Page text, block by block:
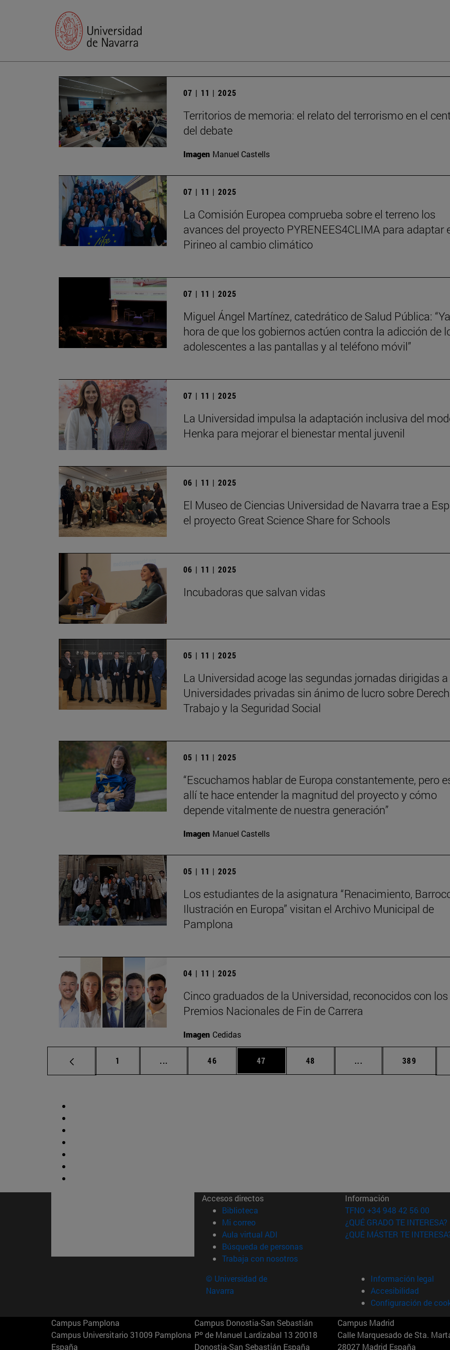
07 | 11 | 2025
Territorios de memoria: el relato del terrorismo en el
del debate
Imagen Manuel Castells
07 | 11 | 2025
La Comisión Europea comprueba sobre el terreno los
avances del proyecto PYRENEES4CLIMA para adaptar
Pirineo al cambio climático
07 | 11 | 2025
Miguel Ángel Martínez, catedrático de Salud Pública:
hora de que los gobiernos actúen contra la adicción de
adolescentes a las pantallas y al teléfono móvil”
07 | 11 | 2025
La Universidad impulsa la adaptación inclusiva del
Henka para mejorar el bienestar mental juvenil
06 | 11 | 2025
El Museo de Ciencias Universidad de Navarra trae a
el proyecto Great Science Share for Schools
06 | 11 | 2025
Incubadoras que salvan vidas
05 | 11 | 2025
La Universidad acoge las segundas jornadas dirigidas
Universidades privadas sin ánimo de lucro sobre
Trabajo y la Seguridad Social
05 | 11 | 2025
“Escuchamos hablar de Europa constantemente, pero
allí te hace entender la magnitud del proyecto y cómo
depende vitalmente de nuestra generación”
Imagen Manuel Castells
05 | 11 | 2025
Los estudiantes de la asignatura “Renacimiento,
Ilustración en Europa” visitan el Archivo Municipal de
Pamplona
04 | 11 | 2025
Cinco graduados de la Universidad, reconocidos con los
Premios Nacionales de Fin de Carrera
Imagen Cedidas
Página
1 ... Páginas intermedias Use TAB para desplazarse.
Página
46 Página
47 Página
48 ... Páginas intermedias
Página
389
Accesos directos
Biblioteca (abre en nueva ventana)
Mi correo(abre en nueva ventana)
Aula virtual ADI (abre en nueva ventana)
Búsqueda de personas(abre en nueva ventana)
Trabaja con nosotros(abre en nueva ventana)
Información
TFNO +34 948 42 56 00
¿QUÉ GRADO TE INTERESA?
¿QUÉ MÁSTER TE
© Universidad de
Navarra
Información legal
Accesibilidad
Configuración de
Campus Pamplona
Campus Universitario 31009 Pamplona
España
Campus Donostia-San Sebastián
Pº de Manuel Lardizabal 13 20018
Donostia-San Sebastián España
Campus Madrid
Calle Marquesado de Sta.
28027 Madrid España